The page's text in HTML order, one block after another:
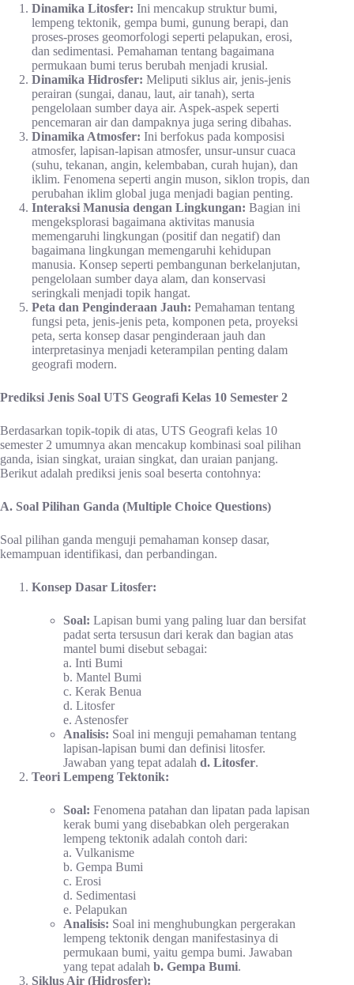
Dinamika Litosfer: Ini mencakup struktur bumi,
lempeng tektonik, gempa bumi, gunung berapi, dan
proses-proses geomorfologi seperti pelapukan, erosi,
dan sedimentasi. Pemahaman tentang bagaimana
permukaan bumi terus berubah menjadi krusial.
Dinamika Hidrosfer: Meliputi siklus air, jenis-jenis
perairan (sungai, danau, laut, air tanah), serta
pengelolaan sumber daya air. Aspek-aspek seperti
pencemaran air dan dampaknya juga sering dibahas.
Dinamika Atmosfer: Ini berfokus pada komposisi
atmosfer, lapisan-lapisan atmosfer, unsur-unsur cuaca
(suhu, tekanan, angin, kelembaban, curah hujan), dan
iklim. Fenomena seperti angin muson, siklon tropis, dan
perubahan iklim global juga menjadi bagian penting.
Interaksi Manusia dengan Lingkungan: Bagian ini
mengeksplorasi bagaimana aktivitas manusia
memengaruhi lingkungan (positif dan negatif) dan
bagaimana lingkungan memengaruhi kehidupan
manusia. Konsep seperti pembangunan berkelanjutan,
pengelolaan sumber daya alam, dan konservasi
seringkali menjadi topik hangat.
Peta dan Penginderaan Jauh: Pemahaman tentang
fungsi peta, jenis-jenis peta, komponen peta, proyeksi
peta, serta konsep dasar penginderaan jauh dan
interpretasinya menjadi keterampilan penting dalam
geografi modern.
Prediksi Jenis Soal UTS Geografi Kelas 10 Semester 2
Berdasarkan topik-topik di atas, UTS Geografi kelas 10
semester 2 umumnya akan mencakup kombinasi soal pilihan
ganda, isian singkat, uraian singkat, dan uraian panjang.
Berikut adalah prediksi jenis soal beserta contohnya:
A. Soal Pilihan Ganda (Multiple Choice Questions)
Soal pilihan ganda menguji pemahaman konsep dasar,
kemampuan identifikasi, dan perbandingan.
Konsep Dasar Litosfer:
Soal: Lapisan bumi yang paling luar dan bersifat
padat serta tersusun dari kerak dan bagian atas
mantel bumi disebut sebagai:
a. Inti Bumi
b. Mantel Bumi
c. Kerak Benua
d. Litosfer
e. Astenosfer
Analisis: Soal ini menguji pemahaman tentang
lapisan-lapisan bumi dan definisi litosfer.
Jawaban yang tepat adalah d. Litosfer.
Teori Lempeng Tektonik:
Soal: Fenomena patahan dan lipatan pada lapisan
kerak bumi yang disebabkan oleh pergerakan
lempeng tektonik adalah contoh dari:
a. Vulkanisme
b. Gempa Bumi
c. Erosi
d. Sedimentasi
e. Pelapukan
Analisis: Soal ini menghubungkan pergerakan
lempeng tektonik dengan manifestasinya di
permukaan bumi, yaitu gempa bumi. Jawaban
yang tepat adalah b. Gempa Bumi.
Siklus Air (Hidrosfer):